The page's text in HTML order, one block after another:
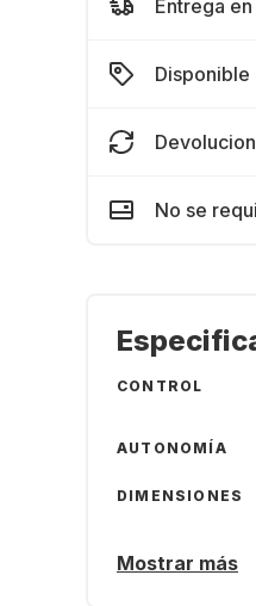
Entrega
No se
CONTROL
AUTONOMÍA
DIMENSIONES
Mostrar más